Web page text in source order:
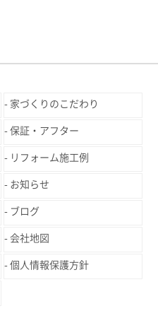
家づくりのこだわり
保証・アフター
リフォーム施工例
お知らせ
ブログ
会社地図
個人情報保護方針